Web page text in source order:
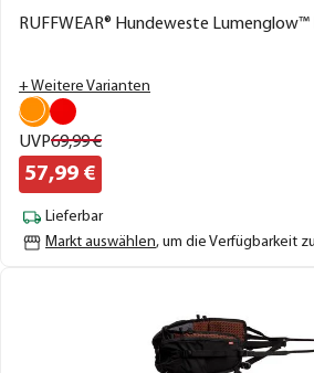
RUFFWEAR® Hundeweste Lumenglow™
+ Weitere Varianten
UVP69,99€
57,99 €
Lieferbar
Markt auswählen, um die Verfügbarkeit